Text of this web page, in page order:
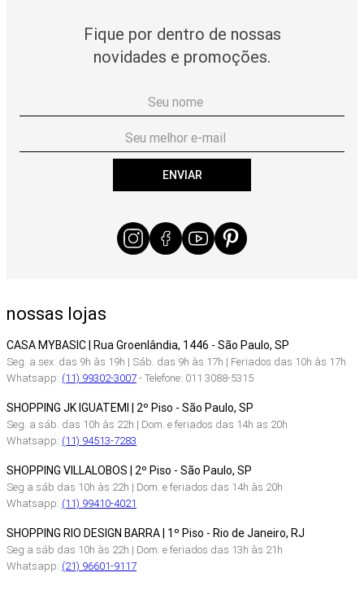
Fique por dentro de nossas
novidades e promoções.
ENVIAR
nossas lojas
CASA MYBASIC | Rua Groenlândia, 1446 - São Paulo, SP
Seg. a sex. das 9h às 19h | Sáb. das 9h às 17h | Feriados das 10h às 17h
Whatsapp: (11) 99302-3007- Telefone: 011 3088-5315
SHOPPING JK IGUATEMI | 2º Piso - São Paulo, SP
Seg. a sáb. das 10h às 22h | Dom. e feriados das 14h as 20h
Whatsapp: (11) 94513-7283
SHOPPING VILLALOBOS | 2º Piso - São Paulo, SP
Seg a sáb das 10h às 22h | Dom. e feriados das 14h às 20h
Whatsapp: (11) 99410-4021
SHOPPING RIO DESIGN BARRA | 1º Piso - Rio de Janeiro, RJ
Seg a sáb das 10h às 22h | Dom. e feriados das 13h às 21h
Whatsapp: (21) 96601-9117